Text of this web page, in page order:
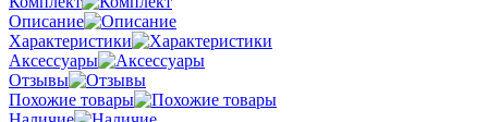
Описание
Характеристики
Аксессуары
Отзывы
Похожие товары